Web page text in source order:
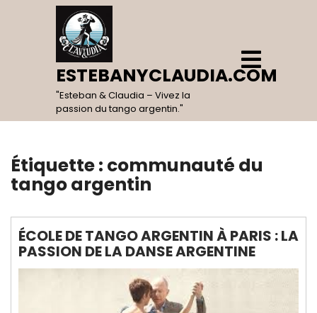
ESTEBANYCLAUDIA.COM
"Esteban & Claudia – Vivez la
passion du tango argentin."
Open
Menu
Étiquette : communauté du
tango argentin
ÉCOLE DE TANGO ARGENTIN À PARIS : LA
PASSION DE LA DANSE ARGENTINE